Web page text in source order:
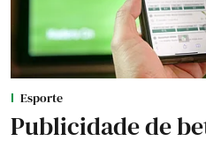
Esporte
Publicidade de